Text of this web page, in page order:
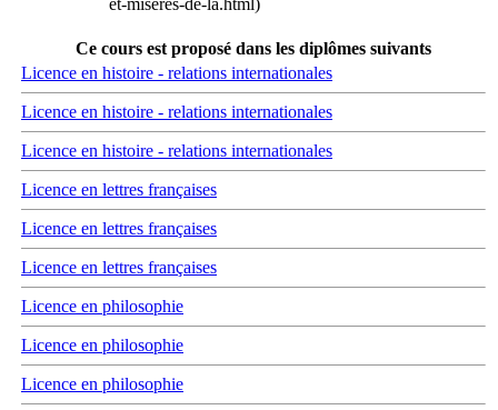
et-miseres-de-la.html)
Ce cours est proposé dans les diplômes suivants
Licence en histoire - relations internationales
Licence en histoire - relations internationales
Licence en histoire - relations internationales
Licence en lettres françaises
Licence en lettres françaises
Licence en lettres françaises
Licence en philosophie
Licence en philosophie
Licence en philosophie